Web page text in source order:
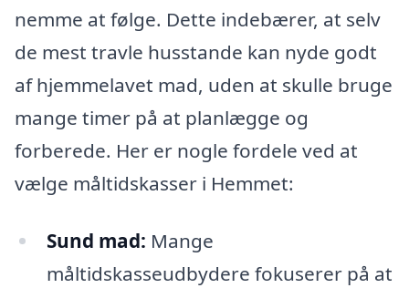
nemme at følge. Dette indebærer, at selv
de mest travle husstande kan nyde godt
af hjemmelavet mad, uden at skulle bruge
mange timer på at planlægge og
forberede. Her er nogle fordele ved at
vælge måltidskasser i Hemmet:
Sund mad: Mange
måltidskasseudbydere fokuserer på at